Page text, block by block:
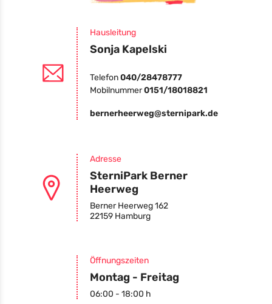
Hausleitung
Sonja Kapelski
Telefon040/28478777
Mobilnummer0151/18018821
bernerheerweg@sternipark.de
Adresse
SterniPark Berner
Heerweg
Berner Heerweg 162
22159 Hamburg
Öffnungszeiten
Montag - Freitag
06:00 - 18:00 h